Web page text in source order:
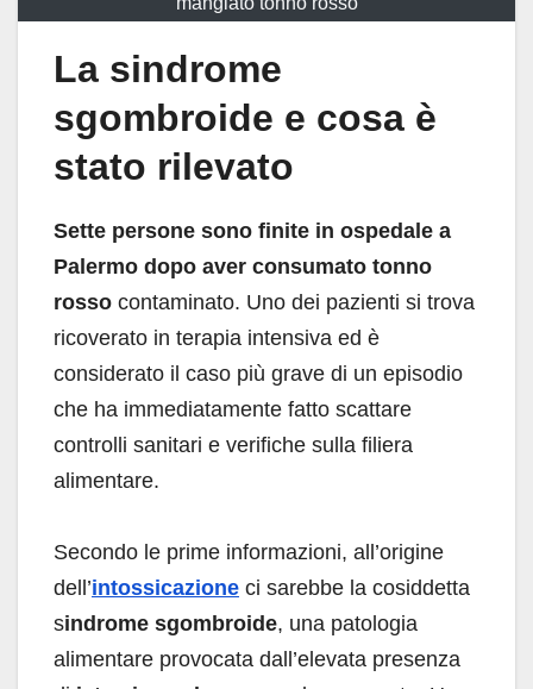
La sindrome
sgombroide e cosa è
stato rilevato
Sette persone sono finite in ospedale a
Palermo dopo aver consumato tonno
rosso contaminato. Uno dei pazienti si trova
ricoverato in terapia intensiva ed è
considerato il caso più grave di un episodio
che ha immediatamente fatto scattare
controlli sanitari e verifiche sulla filiera
alimentare.
Secondo le prime informazioni, all’origine
dell’intossicazione ci sarebbe la cosiddetta
sindrome sgombroide, una patologia
alimentare provocata dall’elevata presenza